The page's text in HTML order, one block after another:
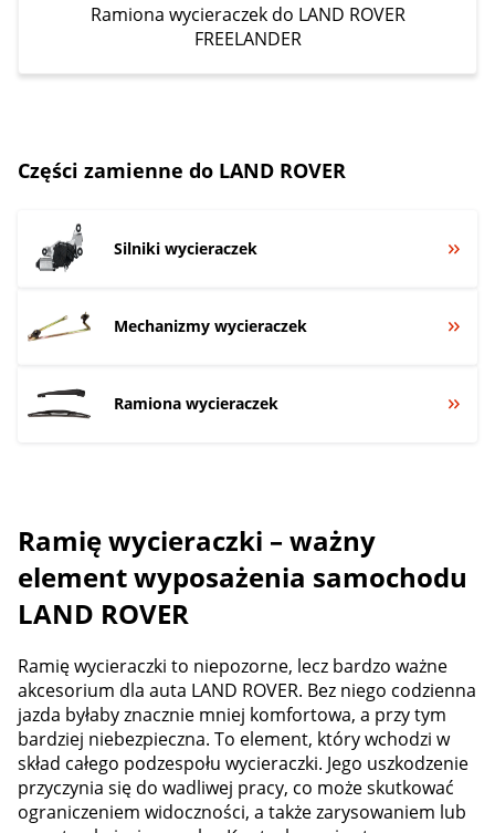
Ramiona wycieraczek do LAND ROVER
FREELANDER
Części zamienne do LAND ROVER
Silniki wycieraczek
Mechanizmy wycieraczek
Ramiona wycieraczek
Ramię wycieraczki – ważny
element wyposażenia samochodu
LAND ROVER
Ramię wycieraczki to niepozorne, lecz bardzo ważne
akcesorium dla auta LAND ROVER. Bez niego codzienna
jazda byłaby znacznie mniej komfortowa, a przy tym
bardziej niebezpieczna. To element, który wchodzi w
skład całego podzespołu wycieraczki. Jego uszkodzenie
przyczynia się do wadliwej pracy, co może skutkować
ograniczeniem widoczności, a także zarysowaniem lub